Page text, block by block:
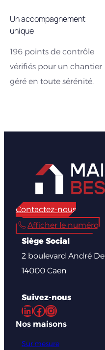
Un accompagnement
unique
196 points de contrôle
vérifiés pour un chantier
géré en toute sérénité.
Contactez-nous
Afficher le numéro
Siège Social
2 boulevard André
14000 Caen
Suivez-nous
LinkedIn Facebook Instagram
Nos maisons
Sur mesure